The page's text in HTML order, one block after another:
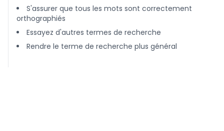
S'assurer que tous les mots sont correctement
orthographiés
Essayez d'autres termes de recherche
Rendre le terme de recherche plus général